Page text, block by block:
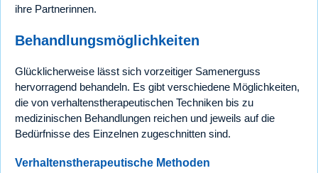
ihre Partnerinnen.
Behandlungsmöglichkeiten
Glücklicherweise lässt sich vorzeitiger Samenerguss
hervorragend behandeln. Es gibt verschiedene Möglichkeiten,
die von verhaltenstherapeutischen Techniken bis zu
medizinischen Behandlungen reichen und jeweils auf die
Bedürfnisse des Einzelnen zugeschnitten sind.
Verhaltenstherapeutische Methoden